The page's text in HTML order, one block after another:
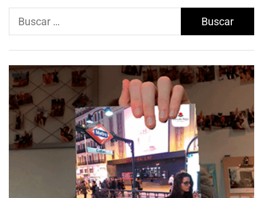
Buscar: